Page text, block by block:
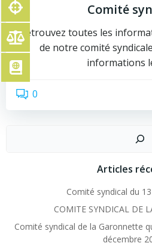
Comité
Retrouvez toutes les
de notre comité
informations
0
Articles
Comité syndical du
COMITE SYNDICAL DE
Comité syndical de la Garonnette
décembre